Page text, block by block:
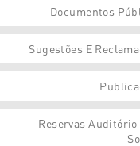
Documentos
Sugestões E
Reservas